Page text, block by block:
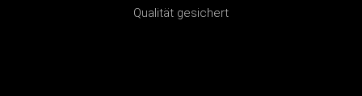
Qualität gesichert